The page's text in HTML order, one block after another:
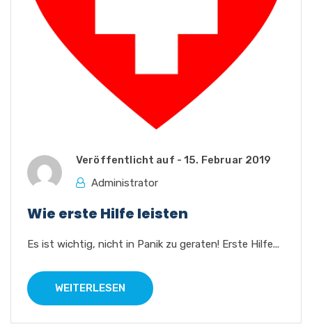
Veröffentlicht auf -15. Februar 2019
Administrator
Wie erste Hilfe leisten
Es ist wichtig, nicht in Panik zu geraten! Erste Hilfe...
WEITERLESEN